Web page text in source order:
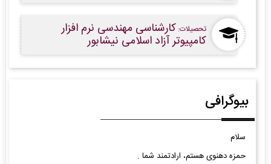
تحصیلات: کارشناسی مهندسی نرم افزار
کامپیوتر آزاد اسلامی نیشابور
بیوگرافی
سلام
حمزه دهنوی هستم، ارادتمند شما .